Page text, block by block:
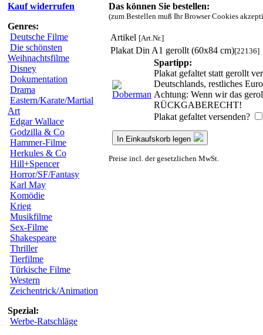
Kauf widerrufen
Genres:
Deutsche Filme
Die schönsten
Weihnachtsfilme
Disney
Dokumentation
Drama
Eastern/Karate/Martial
Art
Edgar Wallace
Godzilla & Co
Hammer-Filme
Herkules & Co
Hill+Spencer
Horror/SF/Fantasy
Karl May
Komödie
Krieg
Musikfilme
Sex-Filme
Shakespeare
Thriller
Tierfilme
Türkische Filme
Western
Zeichentrick/Animation
Spezial:
Werbe-Ratschläge
Das können Sie bestellen:
(zum Bestellen muß Ihr Browser Cookies
Artikel [Art.Nr.]
Plakat Din A1 gerollt (60x84 cm)[22136]
Spartipp:
Plakat gefaltet statt gerollt
Deutschlands, restliches
Achtung: Wenn wir das
RÜCKGABERECHT!
Plakat gefaltet versenden?
In Einkaufskorb legen
Preise incl. der gesetzlichen MwSt.